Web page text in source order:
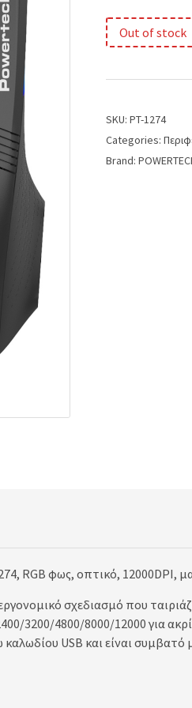
Out of stock
SKU: PT-1274
Categories:
Brand:
RGB φως, οπτικό, 12000DPI,
σχεδιασμό που
3200/4800/8000/12000 για
USB και είναι